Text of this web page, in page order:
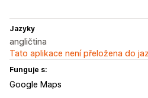
Jazyky
angličtina
Tato aplikace není přeložena do
Funguje s:
Google Maps